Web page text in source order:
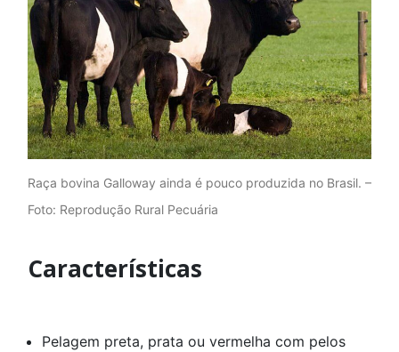
Raça bovina Galloway ainda é pouco produzida no Brasil. –
Foto: Reprodução Rural Pecuária
Características
Pelagem preta, prata ou vermelha com pelos